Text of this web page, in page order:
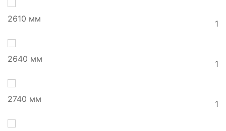
2610 мм 1
2640 мм 1
2740 мм 1